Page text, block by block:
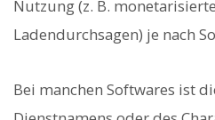
Nutzung (z. B.
Ladendurchsagen) je nach
Bei manchen Softwares ist